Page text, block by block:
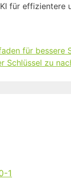
für effizientere
für bessere
Schlüssel zu